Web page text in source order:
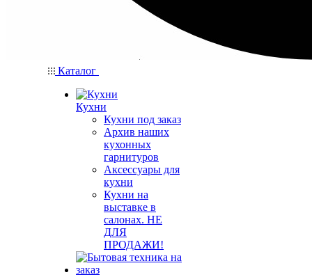
Каталог
Кухни
Кухни под заказ
Архив наших
кухонных
гарнитуров
Аксессуары для
кухни
Кухни на
выставке в
салонах. НЕ
ДЛЯ
ПРОДАЖИ!